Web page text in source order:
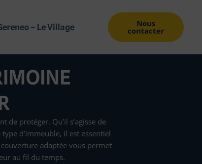
– Le Village Nous
contacter
protéger. Qu’il s’agisse de
d’immeuble, il est essentiel
adaptée vous permet
au fil du temps.